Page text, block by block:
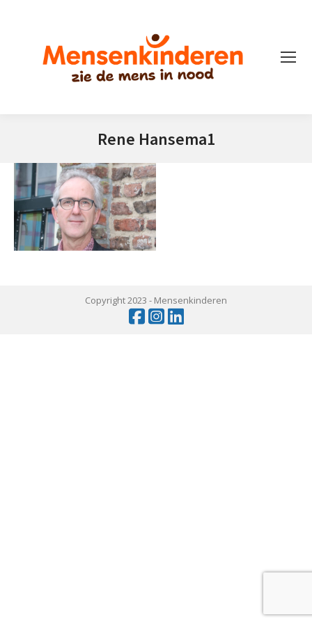
Rene Hansema1
Copyright 2023 - Mensenkinderen